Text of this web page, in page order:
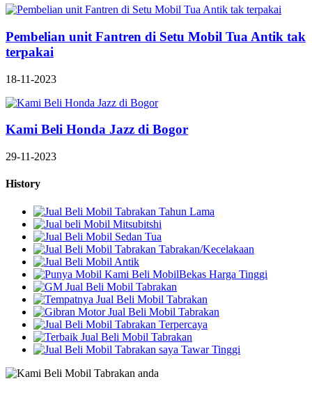
Pembelian unit Fantren di Setu Mobil Tua Antik tak
terpakai
18-11-2023
Kami Beli Honda Jazz di Bogor
29-11-2023
History